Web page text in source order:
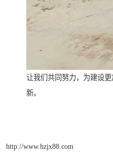
让我们共同努力，为建设
新。
http://www.hzjx88.com